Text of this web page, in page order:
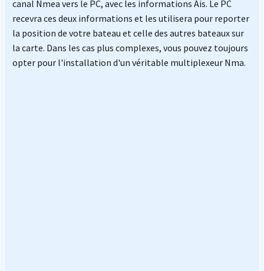
canal Nmea vers le PC, avec les informations Ais. Le PC
recevra ces deux informations et les utilisera pour reporter
la position de votre bateau et celle des autres bateaux sur
la carte. Dans les cas plus complexes, vous pouvez toujours
opter pour l'installation d'un véritable multiplexeur Nma.